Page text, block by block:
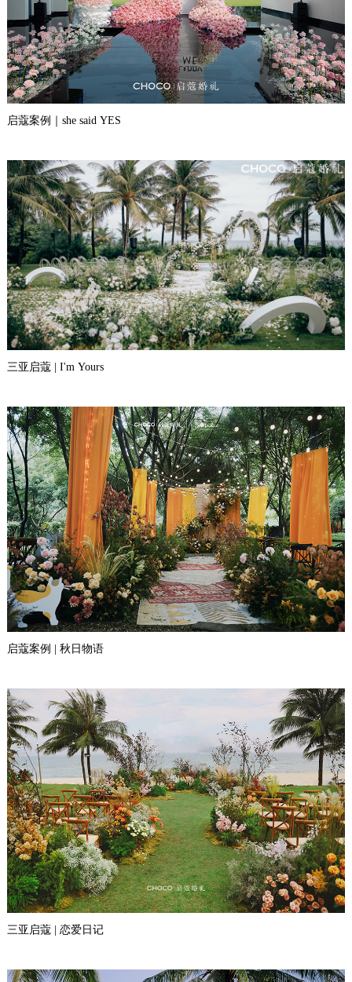
启蔻案例｜she said YES
三亚启蔻 | I'm Yours
启蔻案例 | 秋日物语
三亚启蔻 | 恋爱日记